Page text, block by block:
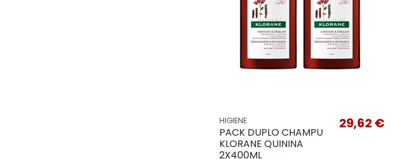
HIGIENE
PACK DUPLO CHAMPU
KLORANE QUININA
2X400ML
29,62 €